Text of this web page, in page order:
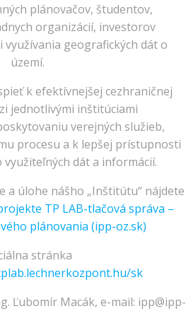
plánovačov, študentov,
organizácií, investorov
geografických dát o
území.
k efektívnejšej cezhraničnej
jednotlivými inštitúciami
verejných služieb,
procesu a k lepšej prístupnosti
dát a informácií.
a úlohe nášho „Inštitútu“ nájdete
TP LAB-tlačová správa –
plánovania (ipp-oz.sk)
stránka
sk
Ľubomír Macák, e-mail: ipp@ipp-